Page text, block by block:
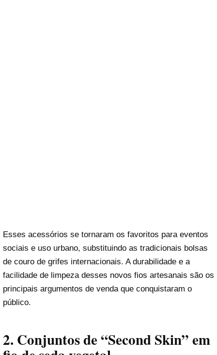
Esses acessórios se tornaram os favoritos para eventos
sociais e uso urbano, substituindo as tradicionais bolsas
de couro de grifes internacionais. A durabilidade e a
facilidade de limpeza desses novos fios artesanais são os
principais argumentos de venda que conquistaram o
público.
2. Conjuntos de “Second Skin” em